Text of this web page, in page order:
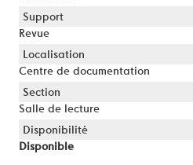
Revue
Centre de documentation
Salle de lecture
Disponible